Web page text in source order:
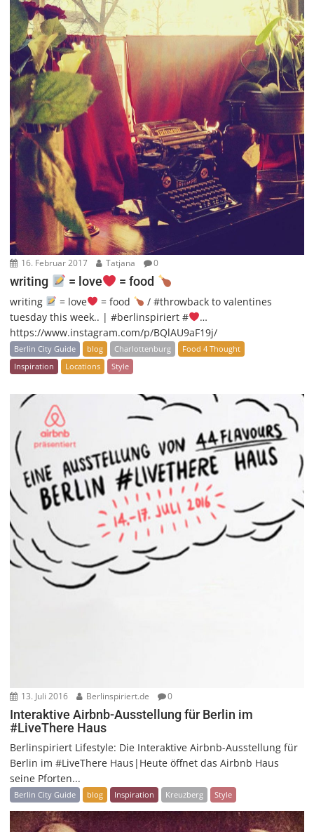
16. Februar 2017 Tatjana 0
writing = love = food
writing = love = food
/ #throwback to valentines
tuesday this week.. | #berlinspiriert #
…
https://www.instagram.com/p/BQlAU9aF19j/
Berlin City Guide blog Charlottenburg
Food 4 Thought
Inspiration
Locations Style
13. Juli 2016 Berlinspiriert.de 0
Interaktive Airbnb-Ausstellung für Berlin im
#LiveThere Haus
Berlinspiriert Lifestyle: Die Interaktive Airbnb-Ausstellung für
Berlin im #LiveThere Haus|Heute öffnet das Airbnb Haus
seine Pforten...
Berlin City Guide blog Inspiration Kreuzberg Style